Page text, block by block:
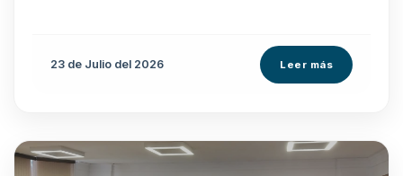
23 de Julio del 2026 Leer más